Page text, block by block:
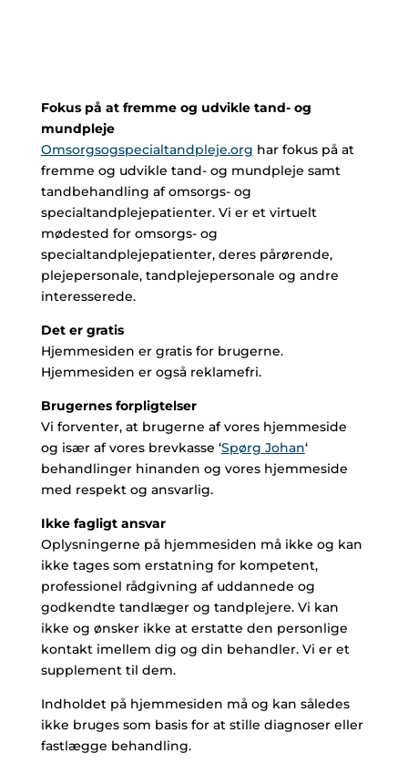
Fokus på at fremme og udvikle tand- og
mundpleje
Omsorgsogspecialtandpleje.org har fokus på at
fremme og udvikle tand- og mundpleje samt
tandbehandling af omsorgs- og
specialtandplejepatienter. Vi er et virtuelt
mødested for omsorgs- og
specialtandplejepatienter, deres pårørende,
plejepersonale, tandplejepersonale og andre
interesserede.
Det er gratis
Hjemmesiden er gratis for brugerne.
Hjemmesiden er også reklamefri.
Brugernes forpligtelser
Vi forventer, at brugerne af vores hjemmeside
og især af vores brevkasse ‘Spørg Johan‘
behandlinger hinanden og vores hjemmeside
med respekt og ansvarlig.
Ikke fagligt ansvar
Oplysningerne på hjemmesiden må ikke og kan
ikke tages som erstatning for kompetent,
professionel rådgivning af uddannede og
godkendte tandlæger og tandplejere. Vi kan
ikke og ønsker ikke at erstatte den personlige
kontakt imellem dig og din behandler. Vi er et
supplement til dem.
Indholdet på hjemmesiden må og kan således
ikke bruges som basis for at stille diagnoser eller
fastlægge behandling.